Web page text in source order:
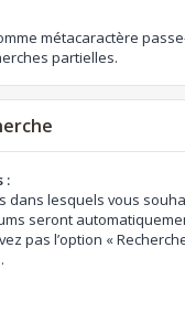
métacaractère
partielles.
:
dans lesquels vous
seront
pas l’option «